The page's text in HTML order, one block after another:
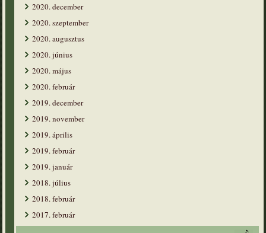
2020. december
2020. szeptember
2020. augusztus
2020. június
2020. május
2020. február
2019. december
2019. november
2019. április
2019. február
2019. január
2018. július
2018. február
2017. február